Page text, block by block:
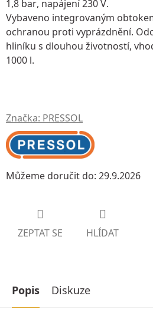
1,8 bar, napájení230 V.
Vybaveno integrovaným
ochranou proti vyprázdnění.
hliníku s dlouhou životností,
1000 l.
Značka: PRESSOL
Můžeme doručit do: 29.9.2026
ZEPTAT SE HLÍDAT
Popis Diskuze